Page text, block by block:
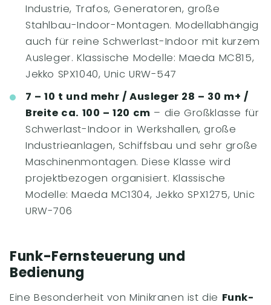
Industrie, Trafos, Generatoren, große
Stahlbau-Indoor-Montagen. Modellabhängig
auch für reine Schwerlast-Indoor mit kurzem
Ausleger. Klassische Modelle: Maeda MC815,
Jekko SPX1040, Unic URW-547
7 – 10 t und mehr / Ausleger 28 – 30 m+ /
Breite ca. 100 – 120 cm – die Großklasse für
Schwerlast-Indoor in Werkshallen, große
Industrieanlagen, Schiffsbau und sehr große
Maschinenmontagen. Diese Klasse wird
projektbezogen organisiert. Klassische
Modelle: Maeda MC1304, Jekko SPX1275, Unic
URW-706
Funk-Fernsteuerung und
Bedienung
Eine Besonderheit von Minikranen ist die Funk-